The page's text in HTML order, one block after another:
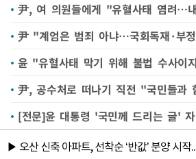
[전문]윤 대통령 '국민께 드리는 글'